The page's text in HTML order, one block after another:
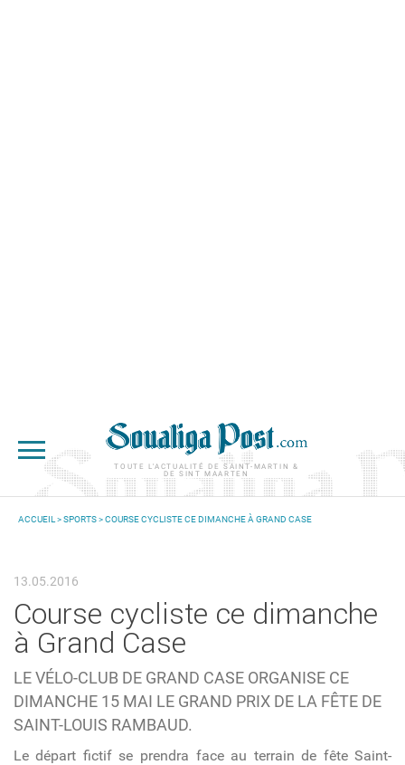
TOUTE L'ACTUALITÉ DE SAINT-MARTIN &
DE SINT MAARTEN
ACCUEIL >SPORTS> COURSE CYCLISTE CE DIMANCHE À GRAND CASE
13.05.2016
Course cycliste ce dimanche
à Grand Case
LE VÉLO-CLUB DE GRAND CASE ORGANISE CE
DIMANCHE 15 MAI LE GRAND PRIX DE LA FÊTE DE
SAINT-LOUIS RAMBAUD.
Le départ fictif se prendra face au terrain de fête Saint-